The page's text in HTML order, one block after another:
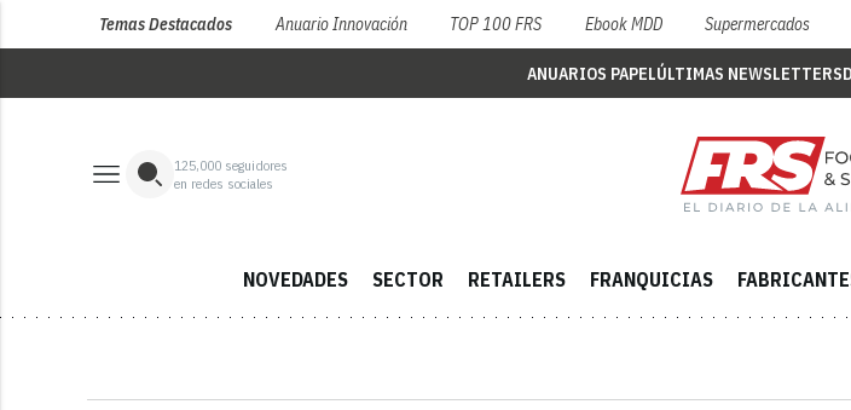
Temas Destacados Anuario Innovación TOP 100 FRS Ebook MDD Supermercados
ANUARIOS PAPELÚLTIMAS NEWSLETTERS
125,000 seguidores
en redes sociales
NOVEDADES SECTOR RETAILERS FRANQUICIAS